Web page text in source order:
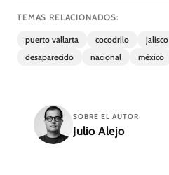
TEMAS RELACIONADOS:
puerto vallarta cocodrilo jalisco
desaparecido
nacional méxico
SOBRE EL AUTOR
Julio Alejo